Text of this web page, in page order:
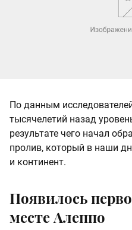
По данным
тысячелетий назад
результате чего начал
пролив, который в наши
и континент.
Появилось
месте Алеппо